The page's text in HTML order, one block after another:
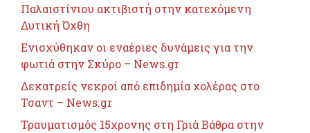
Παλαιστίνιου ακτιβιστή στην κατεχόμενη
Δυτική Όχθη
Ενισχύθηκαν οι εναέριες δυνάμεις για την
φωτιά στην Σκύρο – News.gr
Δεκατρείς νεκροί από επιδημία χολέρας στο
Τσαντ – News.gr
Τραυματισμός 15χρονης στη Γριά Βάθρα στην